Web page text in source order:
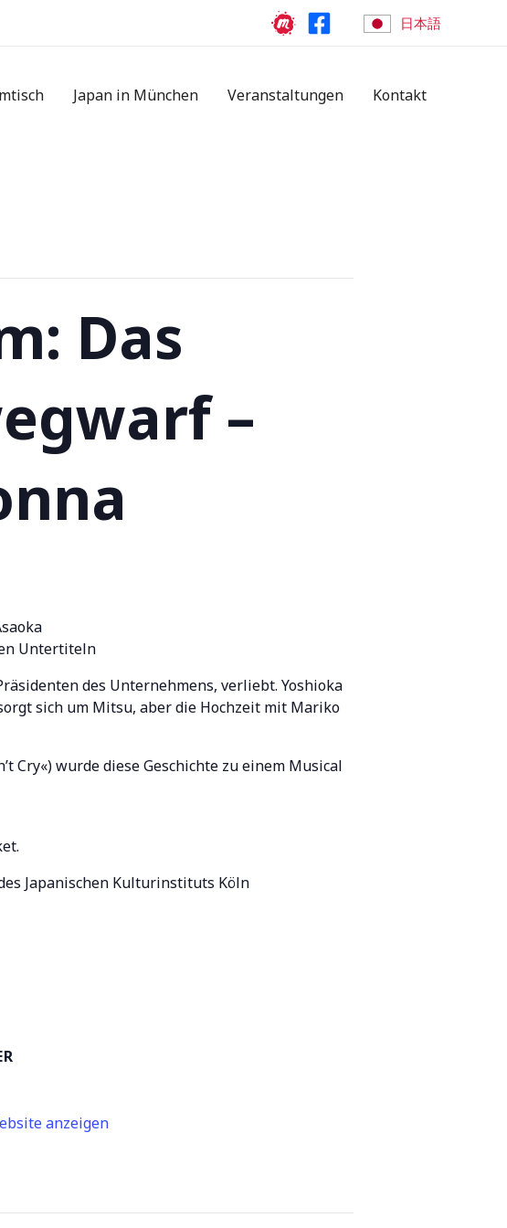
日本語
Japan in München Veranstaltungen Kontakt
Das
–
Untertiteln
des Unternehmens, verliebt. Yoshioka
sich um Mitsu, aber die Hochzeit mit Mariko
Cry«) wurde diese Geschichte zu einem Musical
Japanischen Kulturinstituts Köln
anzeigen